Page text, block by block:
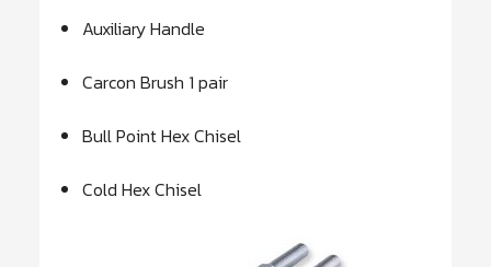
Auxiliary Handle
Carcon Brush 1 pair
Bull Point Hex Chisel
Cold Hex Chisel